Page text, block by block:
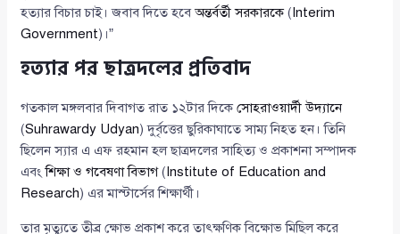
হত্যার বিচার চাই। জবাব দিতে হবেঅন্তর্বর্তী সরকারকে(Interim
Government)।”
হত্যার পর ছাত্রদলের প্রতিবাদ
গতকাল মঙ্গলবার দিবাগত রাত ১২টার দিকেসোহরাওয়ার্দী উদ্যানে
(Suhrawardy Udyan) দুর্বৃত্তের ছুরিকাঘাতে সাম্য নিহত হন। তিনি
ছিলেন স্যার এ এফ রহমান হল ছাত্রদলের সাহিত্য ও প্রকাশনা সম্পাদক
এবংশিক্ষা ও গবেষণা বিভাগ(Institute of Education and
Research) এর মাস্টার্সের শিক্ষার্থী।
তার মৃত্যুতে তীব্র ক্ষোভ প্রকাশ করে তাৎক্ষণিক বিক্ষোভ মিছিল করে